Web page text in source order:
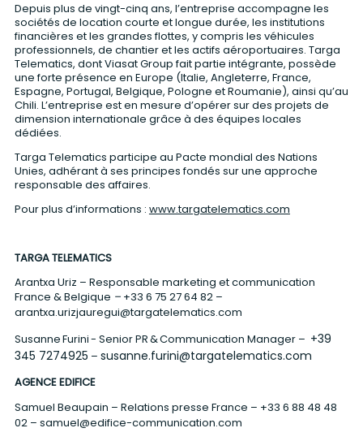
Depuis plus de vingt-cinq ans, l’entreprise accompagne les
sociétés de location courte et longue durée, les institutions
financières et les grandes flottes, y compris les véhicules
professionnels, de chantier et les actifs aéroportuaires. Targa
Telematics, dont Viasat Group fait partie intégrante, possède
une forte présence en Europe (Italie, Angleterre, France,
Espagne, Portugal, Belgique, Pologne et Roumanie), ainsi qu’au
Chili. L’entreprise est en mesure d’opérer sur des projets de
dimension internationale grâce à des équipes locales
dédiées.
Targa Telematics participe au Pacte mondial des Nations
Unies, adhérant à ses principes fondés sur une approche
responsable des affaires.
Pour plus d’informations : www.targatelematics.com
TARGA TELEMATICS
Arantxa Uriz – Responsable marketing et communication
France & Belgique –+33 6 75 27 64 82 –
arantxa.urizjauregui@targatelematics.com
Susanne Furini - Senior PR & Communication Manager – +39
345 7274925 – susanne.furini@targatelematics.com
AGENCE EDIFICE
Samuel Beaupain – Relations presse France – +33 6 88 48 48
02– samuel@edifice-communication.com